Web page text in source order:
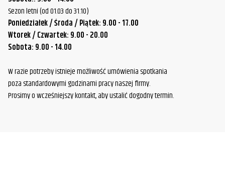
Sezon letni (od 01.03 do 31.10)
Poniedziałek / Środa / Piątek: 9.00 - 17.00
Wtorek / Czwartek: 9.00 - 20.00
Sobota: 9.00 - 14.00
W razie potrzeby istnieje możliwość umówienia spotkania
poza standardowymi godzinami pracy naszej firmy.
Prosimy o wcześniejszy kontakt, aby ustalić dogodny termin.